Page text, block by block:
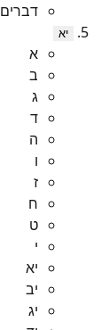
דברים
יא
א
ב
ג
ד
ה
ו
ז
ח
ט
י
יא
יב
יג